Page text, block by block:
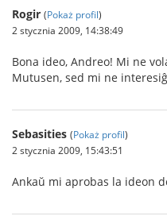
Rogir (Pokaż profil)
2 stycznia 2009, 14:38:49
Bona ideo, Andreo! Mi ne
Mutusen, sed mi ne
Sebasities (Pokaż profil)
2 stycznia 2009, 15:43:51
Ankaŭ mi aprobas la ideon